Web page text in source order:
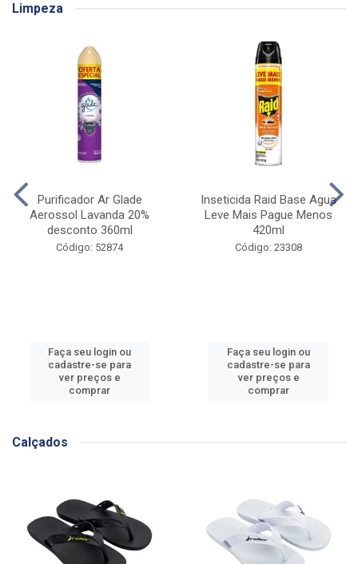
Limpeza
Purificador Ar Glade
Aerossol Lavanda 20%
desconto 360ml
Código: 52874
Faça seu login ou
cadastre-se para
ver preços e
comprar
Inseticida Raid Base Agua
Leve Mais Pague Menos
420ml
Código: 23308
Faça seu login ou
cadastre-se para
ver preços e
comprar
Calçados